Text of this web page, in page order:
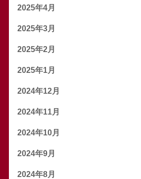
2025年4月
2025年3月
2025年2月
2025年1月
2024年12月
2024年11月
2024年10月
2024年9月
2024年8月